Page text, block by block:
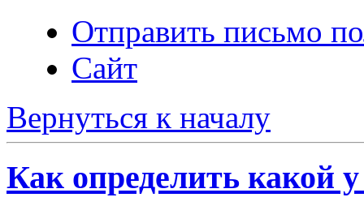
Отправить письмо
Сайт
Вернуться к началу
Как определить какой